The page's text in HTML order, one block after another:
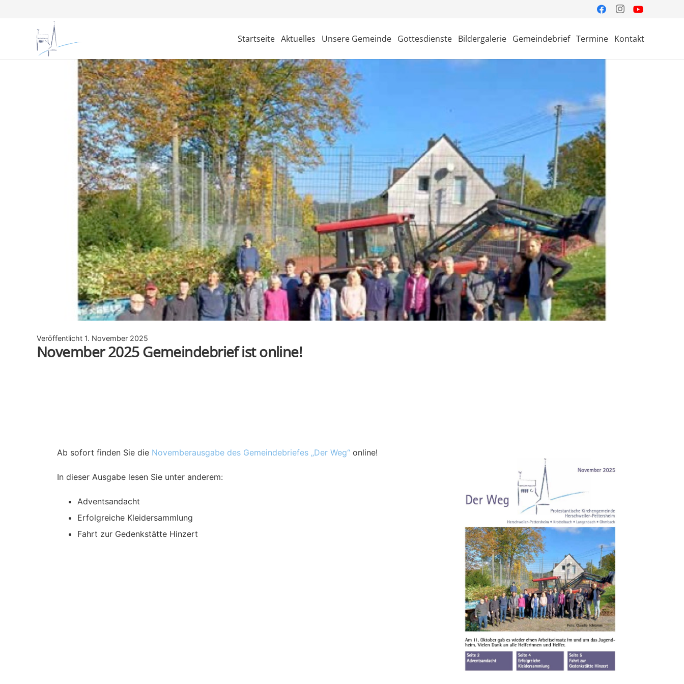
Startseite Aktuelles Unsere Gemeinde Gottesdienste Bildergalerie Gemeindebrief Termine Kontakt
Veröffentlicht 1. November 2025
November 2025 Gemeindebrief ist online!
Ab sofort finden Sie die Novemberausgabe des Gemeindebriefes „Der Weg“ online!
In dieser Ausgabe lesen Sie unter anderem:
Adventsandacht
Erfolgreiche Kleidersammlung
Fahrt zur Gedenkstätte Hinzert